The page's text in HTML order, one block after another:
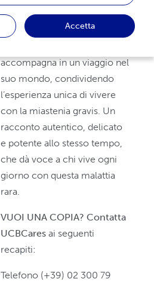
La storia di Alisa Maria Matei
Attraverso parole e
accompagna in un viaggio nel
suo mondo, condividendo
l’esperienza unica di vivere
con la miastenia gravis. Un
racconto autentico, delicato
e potente allo stesso tempo,
che dà voce a chi vive ogni
giorno con questa malattia
rara.
VUOI UNA COPIA? Contatta
UCBCares ai seguenti
recapiti:
Telefono (+39) 02 300 79
Accetta